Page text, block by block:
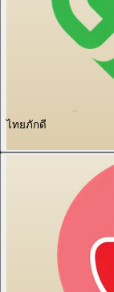
ไทยภักดี